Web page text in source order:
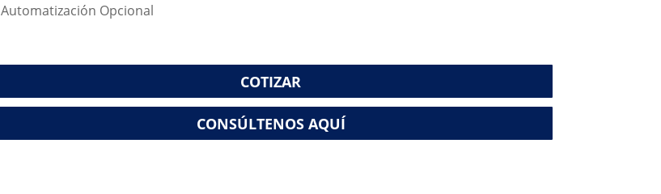
Automatización Opcional
COTIZAR
CONSÚLTENOS AQUÍ